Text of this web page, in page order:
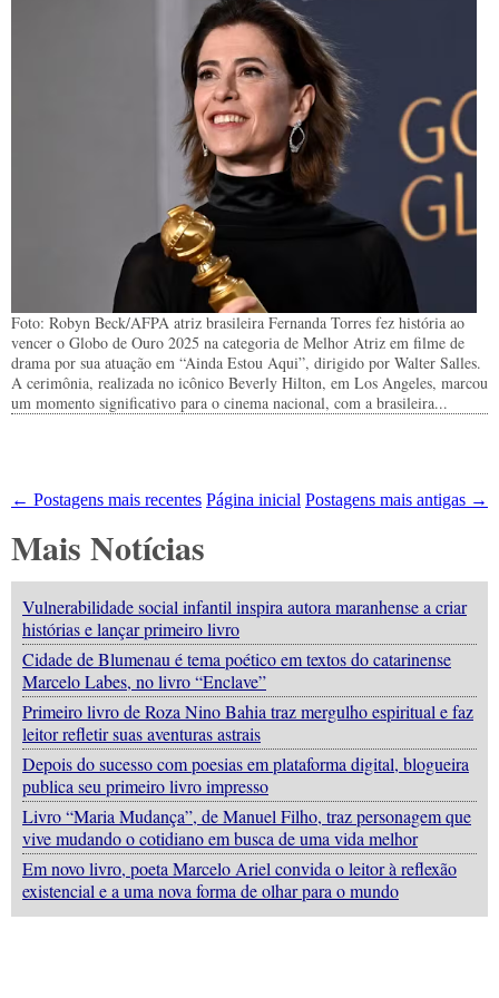
Foto: Robyn Beck/AFPA atriz brasileira Fernanda Torres fez história ao
vencer o Globo de Ouro 2025 na categoria de Melhor Atriz em filme de
drama por sua atuação em “Ainda Estou Aqui”, dirigido por Walter Salles.
A cerimônia, realizada no icônico Beverly Hilton, em Los Angeles, marcou
um momento significativo para o cinema nacional, com a brasileira...
← Postagens mais recentes Postagens mais antigas →
Página inicial
Mais Notícias
Vulnerabilidade social infantil inspira autora maranhense a criar
histórias e lançar primeiro livro
Cidade de Blumenau é tema poético em textos do catarinense
Marcelo Labes, no livro “Enclave”
Primeiro livro de Roza Nino Bahia traz mergulho espiritual e faz
leitor refletir suas aventuras astrais
Depois do sucesso com poesias em plataforma digital, blogueira
publica seu primeiro livro impresso
Livro “Maria Mudança”, de Manuel Filho, traz personagem que
vive mudando o cotidiano em busca de uma vida melhor
Em novo livro, poeta Marcelo Ariel convida o leitor à reflexão
existencial e a uma nova forma de olhar para o mundo